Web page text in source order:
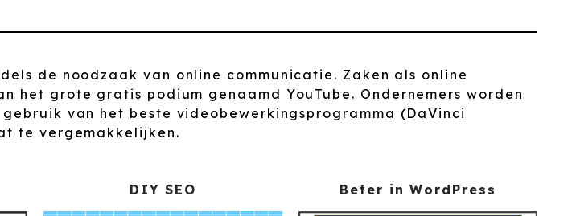
de noodzaak van online communicatie. Zaken als online
het grote gratis podium genaamd YouTube. Ondernemers worden
van het beste videobewerkingsprogramma (DaVinci
te vergemakkelijken.
DIY SEO Beter in WordPress